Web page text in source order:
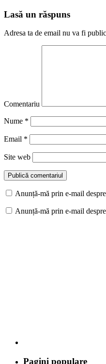
Lasă un răspuns
Adresa ta de email nu va fi
Comentariu
Nume *
Email *
Site web
Anunță-mă prin e-mail
Anunță-mă prin e-mail
Pagini populare